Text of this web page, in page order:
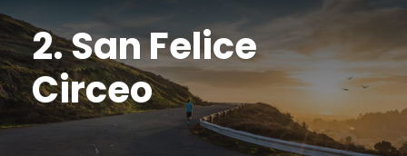
2. San Felice
Circeo